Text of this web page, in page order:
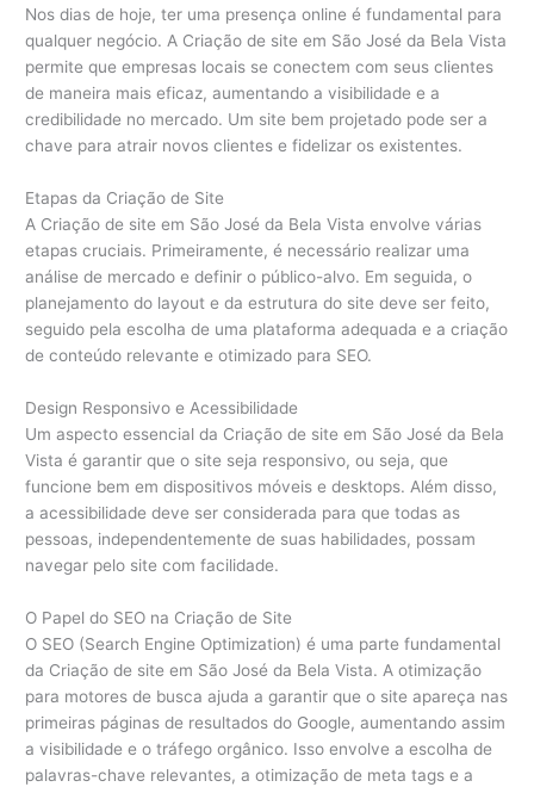
Nos dias de hoje, ter uma presença online é fundamental para
qualquer negócio. A Criação de site em São José da Bela Vista
permite que empresas locais se conectem com seus clientes
de maneira mais eficaz, aumentando a visibilidade e a
credibilidade no mercado. Um site bem projetado pode ser a
chave para atrair novos clientes e fidelizar os existentes.
Etapas da Criação de Site
A Criação de site em São José da Bela Vista envolve várias
etapas cruciais. Primeiramente, é necessário realizar uma
análise de mercado e definir o público-alvo. Em seguida, o
planejamento do layout e da estrutura do site deve ser feito,
seguido pela escolha de uma plataforma adequada e a criação
de conteúdo relevante e otimizado para SEO.
Design Responsivo e Acessibilidade
Um aspecto essencial da Criação de site em São José da Bela
Vista é garantir que o site seja responsivo, ou seja, que
funcione bem em dispositivos móveis e desktops. Além disso,
a acessibilidade deve ser considerada para que todas as
pessoas, independentemente de suas habilidades, possam
navegar pelo site com facilidade.
O Papel do SEO na Criação de Site
O SEO (Search Engine Optimization) é uma parte fundamental
da Criação de site em São José da Bela Vista. A otimização
para motores de busca ajuda a garantir que o site apareça nas
primeiras páginas de resultados do Google, aumentando assim
a visibilidade e o tráfego orgânico. Isso envolve a escolha de
palavras-chave relevantes, a otimização de meta tags e a